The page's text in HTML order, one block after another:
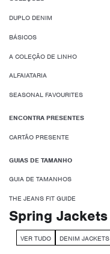
DUPLO DENIM
BÁSICOS
A COLEÇÃO DE LINHO
ALFAIATARIA
SEASONAL FAVOURITES
ENCONTRA PRESENTES
CARTÃO PRESENTE
GUIAS DE TAMANHO
GUIA DE TAMANHOS
THE JEANS FIT GUIDE
Spring Jackets
VER TUDO DENIM JACKETS